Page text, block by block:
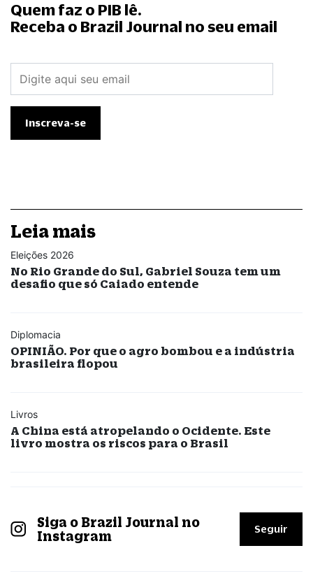
Quem faz o PIB lê.
Receba o Brazil Journal no seu email
Leia mais
Eleições 2026
No Rio Grande do Sul, Gabriel Souza tem um
desafio que só Caiado entende
Diplomacia
OPINIÃO. Por que o agro bombou e a indústria
brasileira flopou
Livros
A China está atropelando o Ocidente. Este
livro mostra os riscos para o Brasil
Siga o Brazil Journal no
Instagram
Seguir